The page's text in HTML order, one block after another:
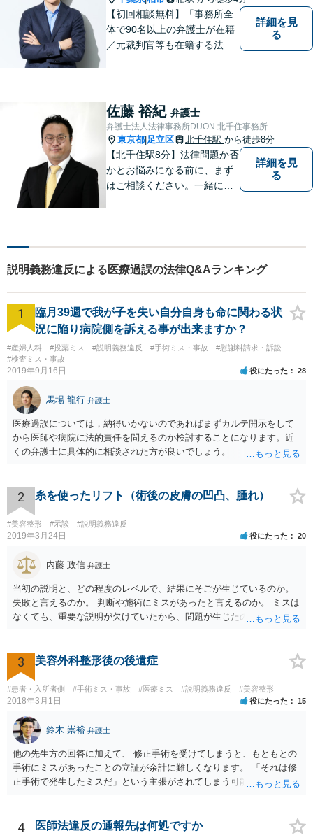
【初回相談無料】「事務所全
体で90名以上の弁護士が在籍
／元裁判官等も在籍する法律
と連携し、税務・登記もワン
ストップで対応可」【休日・
夜間相談可】
詳細を見
る
佐藤 裕紀 弁護士
弁護士法人法律事務所DUON 北千住事務所
東京都 足立区 北千住駅 から徒歩8分
【北千住駅8分】法律問題か否
かとお悩みになる前に、まず
はご相談ください。一緒に考
詳細を見
る
説明義務違反による医療過誤の法律Q&Aランキング
1
臨月39週で我が子を失い自分自身も命に関わる状
況に陥り病院側を訴える事が出来ますか？
#産婦人科 #投薬ミス #説明義務違反 #手術ミス・事故
#慰謝料請求・訴訟
#検査ミス・事故
2019年9月16日 役にたった 28
馬場 龍行 弁護士
医療過誤については，納得いかないのであればまずカルテ開示をして
から医師や病院に法的責任を問えるのか検討することになります。近
くの弁護士に具体的に相談された方が良いでしょう。
2 糸を使ったリフト（術後の皮膚の凹凸、腫れ）
#美容整形 #示談 #説明義務違反
2019年3月24日 役にたった 20
内藤 政信 弁護士
当初の説明と、どの程度のレベルで、結果にそごが生じているのか。
失敗と言えるのか。 判断や施術にミスがあったと言えるのか。 ミスは
なくても、重要な説明が欠けていたから、問題が生じたのか。 美容整
3 美容外科整形後の後遺症
#患者・入所者側 #手術ミス・事故 #医療ミス #説明義務違反 #美容整形
2018年3月1日 役にたった 15
鈴木 崇裕 弁護士
他の先生方の回答に加えて、 修正手術を受けてしまうと、もともとの
手術にミスがあったことの立証が余計に難しくなります。 「それは修
正手術で発生したミスだ」という主張がされてしまう可能性があるか
検討なさっているのであれば、修正手術を受けるまえに弁護士に相談
して対応を決めることを強くお勧めいたします。
4 医師法違反の通報先は何処ですか